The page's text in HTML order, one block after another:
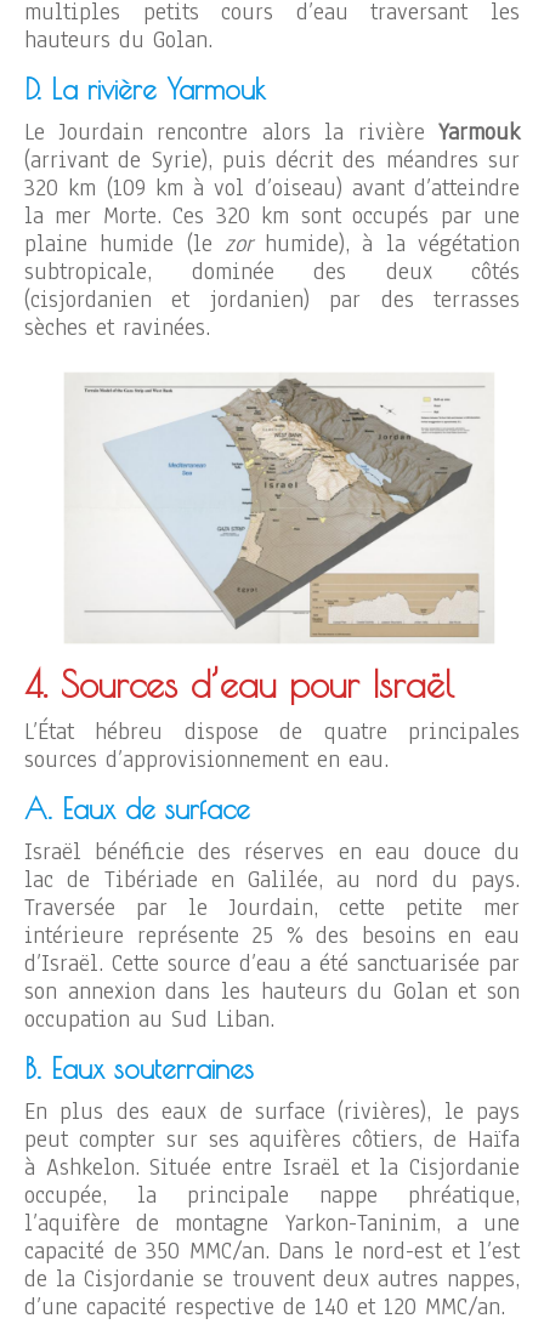
multiples petits cours d’eau traversant les
hauteurs du Golan.
D. La rivière Yarmouk
Le Jourdain rencontre alors la rivière Yarmouk
(arrivant de Syrie), puis décrit des méandres sur
320 km (109 km à vol d’oiseau) avant d’atteindre
la mer Morte. Ces 320 km sont occupés par une
plaine humide (le zor humide), à la végétation
subtropicale, dominée des deux côtés
(cisjordanien et jordanien) par des terrasses
sèches et ravinées.
4. Sources d’eau pour Israël
L’État hébreu dispose de quatre principales
sources d’approvisionnement en eau.
A. Eaux de surface
Israël bénéficie des réserves en eau douce du
lac de Tibériade en Galilée, au nord du pays.
Traversée par le Jourdain, cette petite mer
intérieure représente 25 % des besoins en eau
d’Israël. Cette source d’eau a été sanctuarisée par
son annexion dans les hauteurs du Golan et son
occupation au Sud Liban.
B. Eaux souterraines
En plus des eaux de surface (rivières), le pays
peut compter sur ses aquifères côtiers, de Haïfa
à Ashkelon. Située entre Israël et la Cisjordanie
occupée, la principale nappe phréatique,
l’aquifère de montagne Yarkon-Taninim, a une
capacité de 350 MMC/an. Dans le nord-est et l’est
de la Cisjordanie se trouvent deux autres nappes,
d’une capacité respective de 140 et 120 MMC/an.